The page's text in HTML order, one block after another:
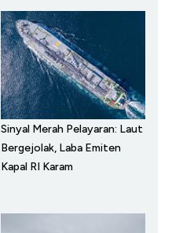
Sinyal Merah Pelayaran: Laut
Bergejolak, Laba Emiten
Kapal RI Karam